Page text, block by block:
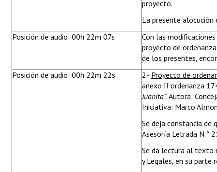
proyecto.
La presente
Posición de audio: 00h 22m 07s
Con las
proyecto de
de los presentes,
Posición de audio: 00h 22m 22s
2.- Proyecto de
anexo II ordenanza
Juanita”. Autora:
Iniciativa: Marco
Se deja constancia de
Asesoría Letrada N.°
Se da lectura al texto
y Legales, en su parte